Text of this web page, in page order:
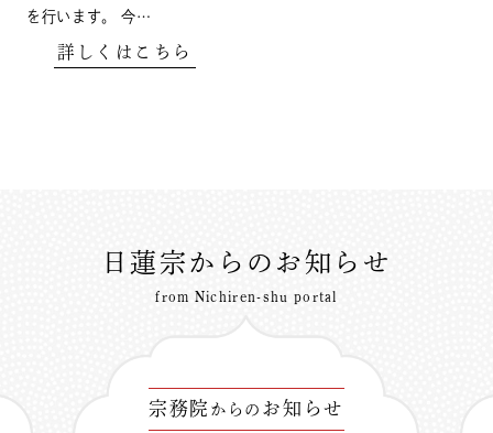
を行います。 今…
詳しくはこちら
日蓮宗からのお知らせ
from Nichiren-shu portal
宗務院 からの お知らせ